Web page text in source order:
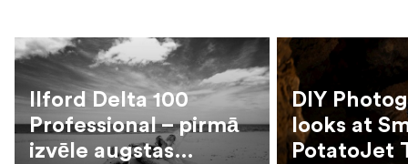
Ilford Delta 100
Professional – pirmā
izvēle augstas
DIY
looks at
PotatoJet